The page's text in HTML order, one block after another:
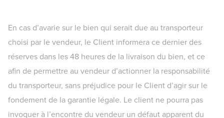
En cas d’avarie sur le bien qui serait due au transporteur
choisi par le vendeur, le Client informera ce dernier des
réserves dans les 48 heures de la livraison du bien, et ce
afin de permettre au vendeur d’actionner la responsabilité
du transporteur, sans préjudice pour le Client d’agir sur le
fondement de la garantie légale. Le client ne pourra pas
invoquer à l’encontre du vendeur un défaut apparent du